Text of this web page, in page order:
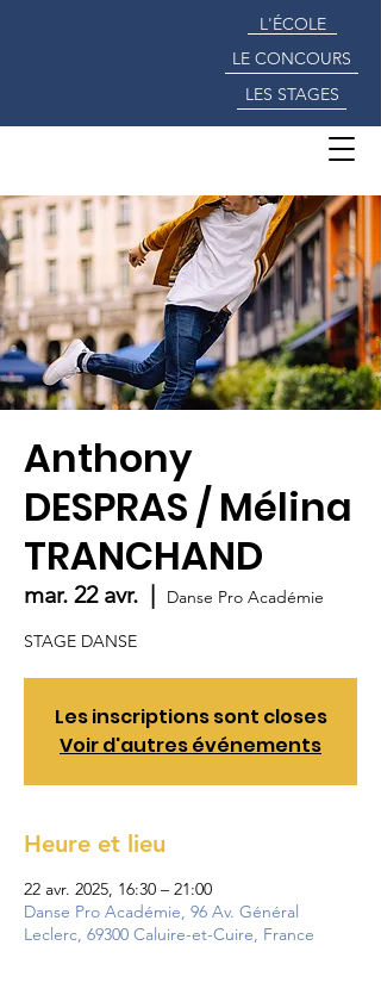
L'ÉCOLE
LE CONCOURS
LES STAGES
Anthony
DESPRAS / Mélina
TRANCHAND
mar. 22 avr.
  |
Danse Pro Académie
STAGE DANSE
Les inscriptions sont closes
Voir d'autres événements
Heure et lieu
22 avr. 2025, 16:30 – 21:00
Danse Pro Académie, 96 Av. Général
Leclerc, 69300 Caluire-et-Cuire, France